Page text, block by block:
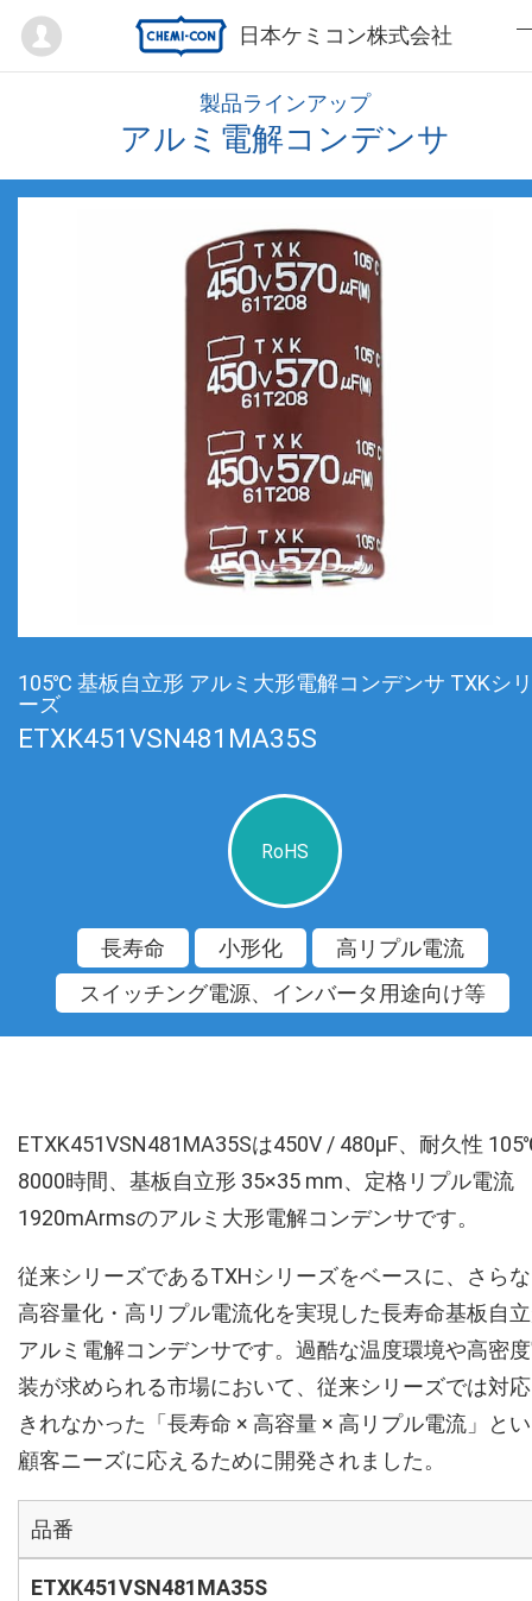
日本ケミコン株式会社
Mypage
製品ラインアップ
アルミ電解コンデンサ
105℃ 基板自立形 アルミ大形電解コンデンサ TXKシリ
ーズ
ETXK451VSN481MA35S
RoHS
長寿命 小形化
高リプル電流
スイッチング電源、インバータ用途向け等
ETXK451VSN481MA35Sは450V / 480µF、耐久性
8000時間、基板自立形 35×35 mm、定格リプル電流
1920mArmsのアルミ大形電解コンデンサです。
従来シリーズであるTXHシリーズをベースに、さら
高容量化・高リプル電流化を実現した長寿命基板自
アルミ電解コンデンサです。過酷な温度環境や高密
装が求められる市場において、従来シリーズでは対
きれなかった「長寿命 × 高容量 × 高リプル電流」と
顧客ニーズに応えるために開発されました。
品番
ETXK451VSN481MA35S